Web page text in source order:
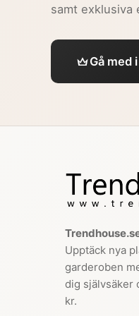
samt exklusiva
Gå med
Upptäck nya
garderoben
dig självsäker
kr.